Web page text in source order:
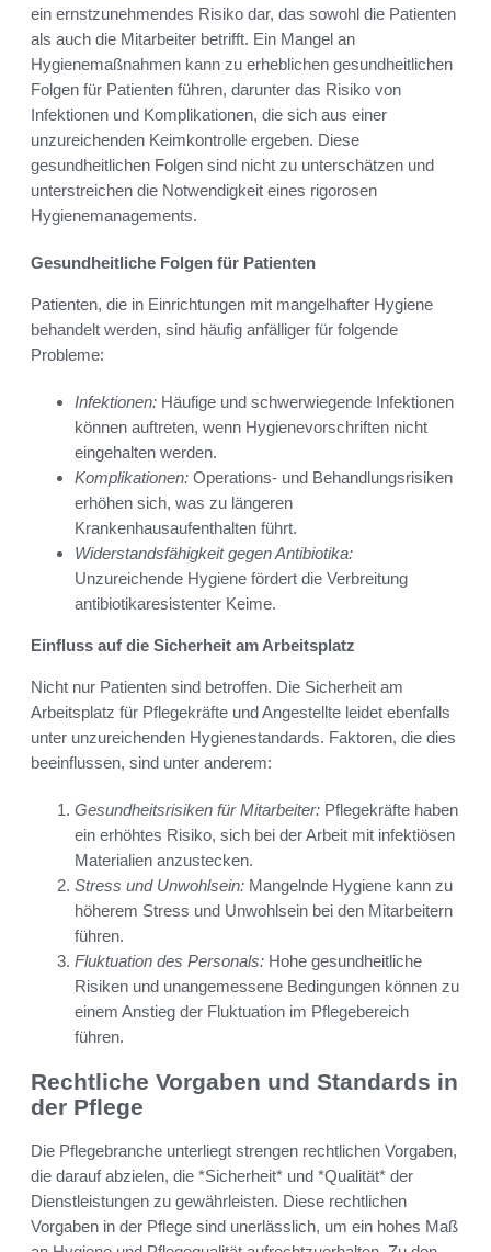
ein ernstzunehmendes Risiko dar, das sowohl die Patienten
als auch die Mitarbeiter betrifft. Ein Mangel an
Hygienemaßnahmen kann zu erheblichen gesundheitlichen
Folgen für Patienten führen, darunter das Risiko von
Infektionen und Komplikationen, die sich aus einer
unzureichenden Keimkontrolle ergeben. Diese
gesundheitlichen Folgen sind nicht zu unterschätzen und
unterstreichen die Notwendigkeit eines rigorosen
Hygienemanagements.
Gesundheitliche Folgen für Patienten
Patienten, die in Einrichtungen mit mangelhafter Hygiene
behandelt werden, sind häufig anfälliger für folgende
Probleme:
Infektionen: Häufige und schwerwiegende Infektionen
können auftreten, wenn Hygienevorschriften nicht
eingehalten werden.
Komplikationen: Operations- und Behandlungsrisiken
erhöhen sich, was zu längeren
Krankenhausaufenthalten führt.
Widerstandsfähigkeit gegen Antibiotika:
Unzureichende Hygiene fördert die Verbreitung
antibiotikaresistenter Keime.
Einfluss auf die Sicherheit am Arbeitsplatz
Nicht nur Patienten sind betroffen. Die Sicherheit am
Arbeitsplatz für Pflegekräfte und Angestellte leidet ebenfalls
unter unzureichenden Hygienestandards. Faktoren, die dies
beeinflussen, sind unter anderem:
Gesundheitsrisiken für Mitarbeiter: Pflegekräfte haben
ein erhöhtes Risiko, sich bei der Arbeit mit infektiösen
Materialien anzustecken.
Stress und Unwohlsein: Mangelnde Hygiene kann zu
höherem Stress und Unwohlsein bei den Mitarbeitern
führen.
Fluktuation des Personals: Hohe gesundheitliche
Risiken und unangemessene Bedingungen können zu
einem Anstieg der Fluktuation im Pflegebereich
führen.
Rechtliche Vorgaben und Standards in
der Pflege
Die Pflegebranche unterliegt strengen rechtlichen Vorgaben,
die darauf abzielen, die *Sicherheit* und *Qualität* der
Dienstleistungen zu gewährleisten. Diese rechtlichen
Vorgaben in der Pflege sind unerlässlich, um ein hohes Maß